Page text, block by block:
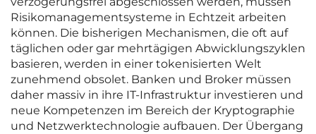
Risikomanagementsysteme in Echtzeit arbeiten
können. Die bisherigen Mechanismen, die oft auf
täglichen oder gar mehrtägigen Abwicklungszyklen
basieren, werden in einer tokenisierten Welt
zunehmend obsolet. Banken und Broker müssen
daher massiv in ihre IT-Infrastruktur investieren und
neue Kompetenzen im Bereich der Kryptographie
und Netzwerktechnologie aufbauen. Der Übergang